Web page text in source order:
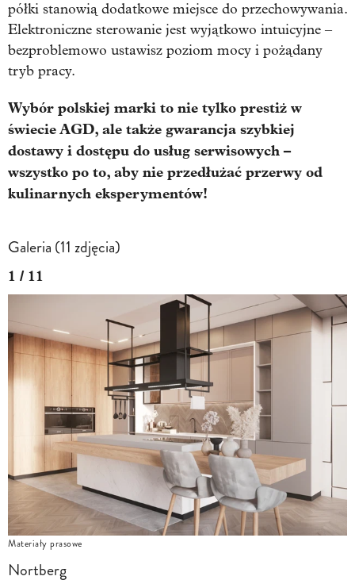
półki stanowią dodatkowe miejsce do przechowywania.
Elektroniczne sterowanie jest wyjątkowo intuicyjne –
bezproblemowo ustawisz poziom mocy i pożądany
tryb pracy.
Wybór polskiej marki to nie tylko prestiż w
świecie AGD, ale także gwarancja szybkiej
dostawy i dostępu do usług serwisowych –
wszystko po to, aby nie przedłużać przerwy od
kulinarnych eksperymentów!
Galeria (11 zdjęcia)
1 / 11
Materiały prasowe
Nortberg